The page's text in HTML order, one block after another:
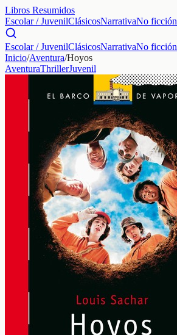
Libros Resumidos
Escolar / JuvenilClásicosNarrativaNo ficción
Escolar / JuvenilClásicosNarrativaNo ficción
Inicio/Aventura/Hoyos
AventuraThrillerJuvenil